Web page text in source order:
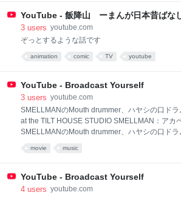
なアカペラサウンドは定評 都内ライブハウスを
イブ「ロスタルジア」決定！ 2008.12.26 at
http://www.smellman.com (続き) (一部表示)
YouTube - 飯降山 ーまんが日本昔ばな
3 users youtube.com
ぞっとするような話です
animation comic TV youtube
YouTube - Broadcast Yourself
3 users youtube.com
SMELLMANのMouth drummer、ハヤシの口ド
at the TILT HOUSE STUDIO SMELLMAN：アカ
SMELLMANのMouth drummer、ハヤシの口ド
なアカペラサウンドは定評 都内ライブハウスを
イブ「ロスタルジア」決定！ 2008.12.26 at
movie music
YouTube - Broadcast Yourself
4 users youtube.com